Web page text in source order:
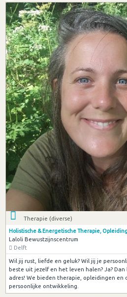
Therapie (diverse)
Holistische & Energetische Therapie,
Laloli Bewustzijnscentrum
Delft
Wil jij rust, liefde en geluk? Wil jij je
beste uit jezelf en het leven halen? Ja?
adres! We bieden therapie, opleidingen en
persoonlijke ontwikkeling.